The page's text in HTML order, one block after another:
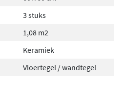
extra veiligheid
en wandtegel
keramisch materiaal
met
3 stuks
1,08 m2
Keramiek
Vloertegel / wandtegel